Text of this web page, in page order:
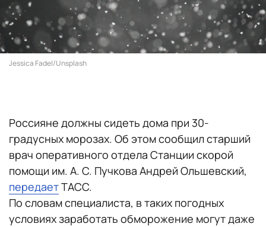
Jessica Fadel/Unsplash
Россияне должны сидеть дома при 30-
градусных морозах. Об этом сообщил старший
врач оперативного отдела Станции скорой
помощи им. А. С. Пучкова Андрей Ольшевский,
передаетТАСС.
По словам специалиста, в таких погодных
условиях заработать обморожение могут даже